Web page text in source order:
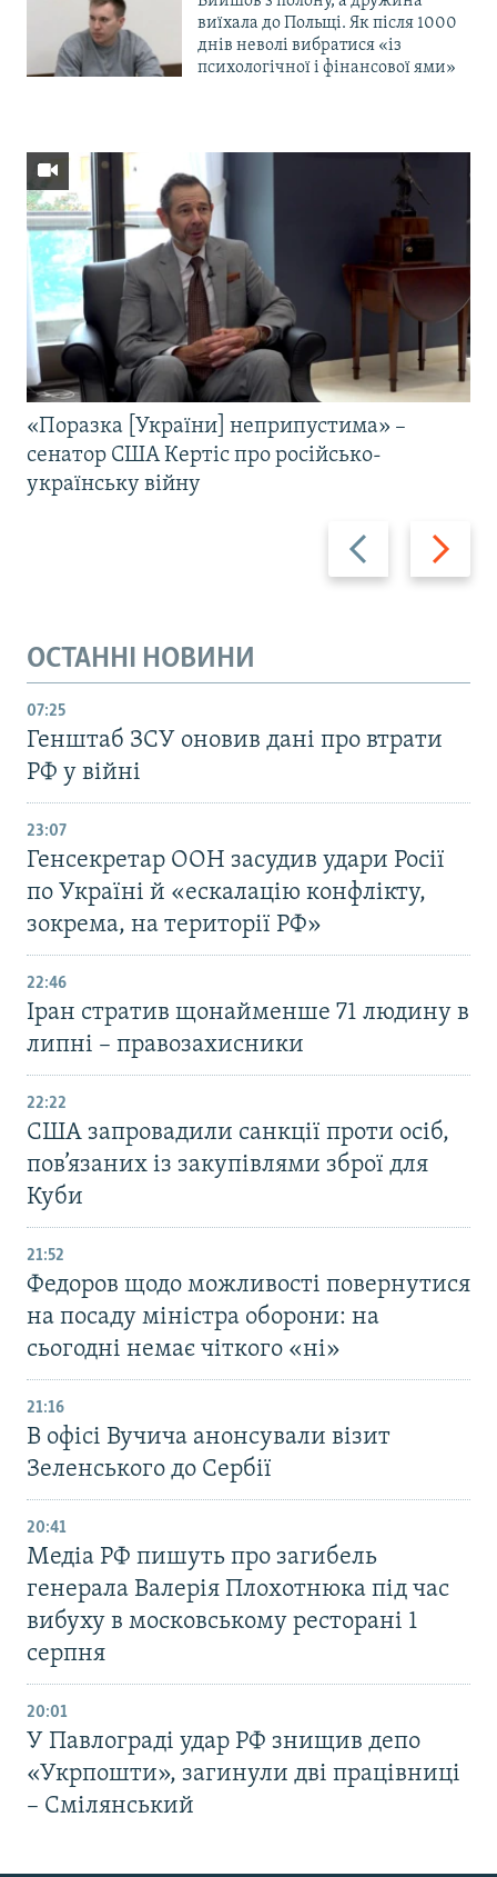
виїхала до Польщі. Як після 1000
днів неволі вибратися «із
психологічної і фінансової ями»
Назад Вперед
«Поразка [України] неприпустима» –
сенатор США Кертіс про російсько-
українську війну
ОСТАННІ НОВИНИ
07:25
Генштаб ЗСУ оновив дані про втрати
РФ у війні
23:07
Генсекретар ООН засудив удари Росії
по Україні й «ескалацію конфлікту,
зокрема, на території РФ»
22:46
Іран стратив щонайменше 71 людину в
липні – правозахисники
22:22
США запровадили санкції проти осіб,
пов’язаних із закупівлями зброї для
Куби
21:52
Федоров щодо можливості повернутися
на посаду міністра оборони: на
сьогодні немає чіткого «ні»
21:16
В офісі Вучича анонсували візит
Зеленського до Сербії
20:41
Медіа РФ пишуть про загибель
генерала Валерія Плохотнюка під час
вибуху в московському ресторані 1
серпня
20:01
У Павлограді удар РФ знищив депо
«Укрпошти», загинули дві працівниці
– Смілянський